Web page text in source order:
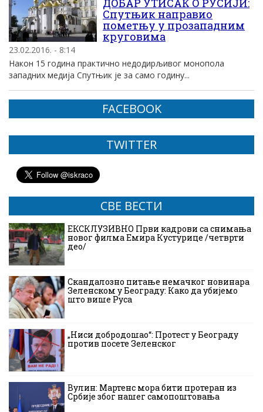
ДОБАР УТИСАК О РУСИЈИ:
Спутњик направио
пометњу у прозападним
круговима
23.02.2016. - 8:14
Након 15 година практично недодирљивог монопола
западних медија Спутњик је за само годину...
FACEBOOK
TWITTER
СВЕ ВЕСТИ
ЕКСКЛУЗИВНО Први кадрови са снимања
новог филма Емира Кустурице /четврти
део/
Скандалозно питање немачког новинара
Зеленском у Београду: Како да убијемо
што више Руса
„Ниси добродошао“: Протест у Београду
против посете Зеленског
Вулин: Мартенс мора бити протеран из
Србије због нашег самопоштовања